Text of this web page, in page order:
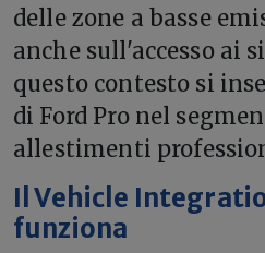
delle zone a basse
anche sull'accesso ai
questo contesto si
di Ford Pro nel
allestimenti
Il Vehicle
funziona